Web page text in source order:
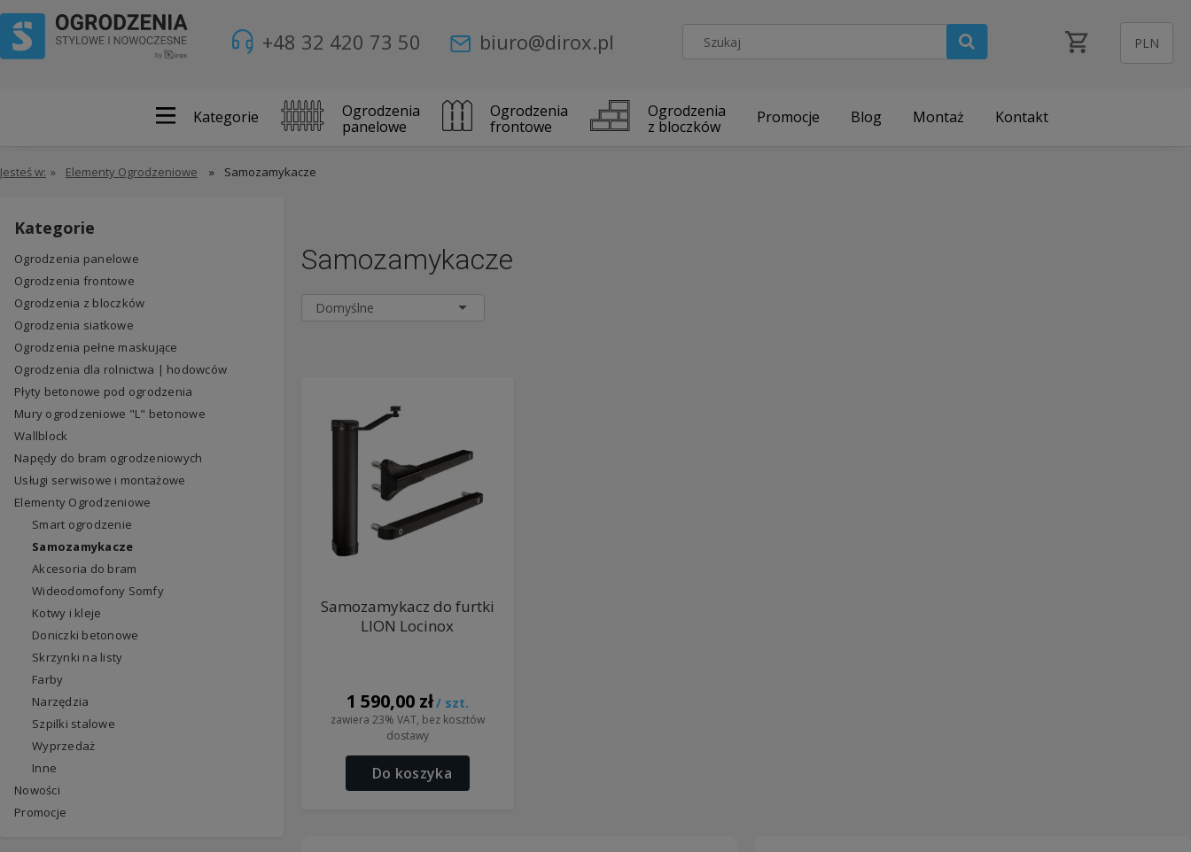
+48 32 420 73 50 biuro@dirox.pl
Kategorie
Ogrodzenia
panelowe
Ogrodzenia
frontowe
Ogrodzenia
z bloczków
Promocje Blog Montaż Kontakt
Jesteś w: » Elementy Ogrodzeniowe » Samozamykacze
Kategorie
Ogrodzenia panelowe
Ogrodzenia frontowe
Ogrodzenia z bloczków
Ogrodzenia siatkowe
Ogrodzenia pełne maskujące
Ogrodzenia dla rolnictwa | hodowców
Płyty betonowe pod ogrodzenia
Mury ogrodzeniowe "L" betonowe
Wallblock
Napędy do bram ogrodzeniowych
Usługi serwisowe i montażowe
Elementy Ogrodzeniowe
Smart ogrodzenie
Samozamykacze
Akcesoria do bram
Wideodomofony Somfy
Kotwy i kleje
Doniczki betonowe
Skrzynki na listy
Farby
Narzędzia
Szpilki stalowe
Wyprzedaż
Inne
Nowości
Promocje
Samozamykacze
Samozamykacz do furtki
LION Locinox
1 590,00 zł/ szt.
zawiera 23% VAT, bez kosztów
dostawy
Do koszyka